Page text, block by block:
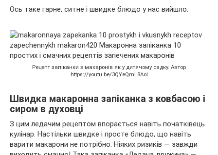
Ось таке гарне, ситне і швидке блюдо у нас вийшло.
Рецепт запіканки з макаронів як у дитячому садку. Автор
https://youtu.be/3QYeQmL8AoI
Швидка макаронна запіканка з ковбасою і
сиром в духовці
З цим ледачим рецептом впорається навіть початківець
кулінар. Настільки швидке і просте блюдо, що навіть
варити макарони не потрібно. Ніяких ризиків — завжди